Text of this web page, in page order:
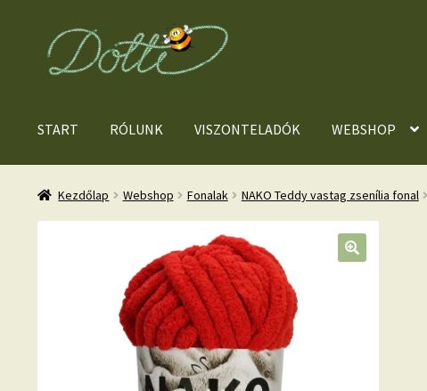
Ugrás
navigációhoz
Kilépés
tartalomba
START RÓLUNK VISZONTELADÓK WEBSHOP
Kezdőlap Webshop Fonalak NAKO Teddy vastag zsenília fonal